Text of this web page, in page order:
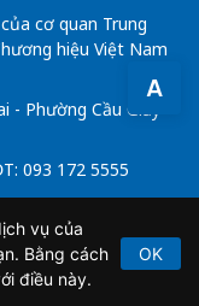
A
cơ quan Trung
hiệu Việt Nam
Phường Cầu Giấy -
093 172 5555
GP-BTTTT do Bộ
vụ của
Bằng cách
điều này.
OK